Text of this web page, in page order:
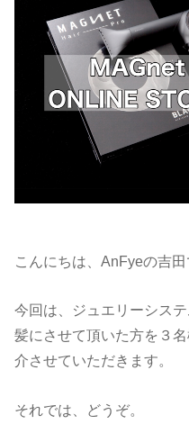
こんにちは、AnFyeの吉田
今回は、ジュエリーシス
髪にさせて頂いた方を３
介させていただきます。
それでは、どうぞ。